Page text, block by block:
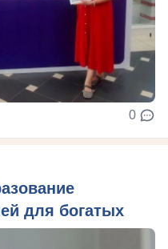
0
для богатых